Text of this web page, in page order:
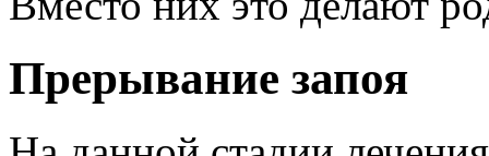
Прерывание запоя